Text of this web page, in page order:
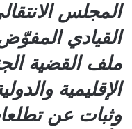
المجلس
القيادي
ملف القضية
الإقليمية
وثبات عن